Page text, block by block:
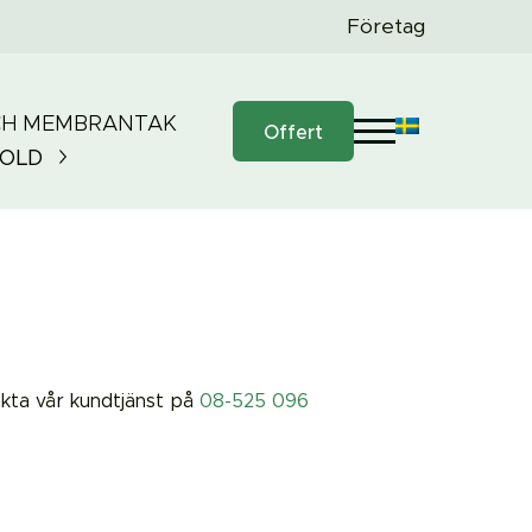
Företag
MEMBRANTAK
Offert
vår kundtjänst på 08-525 096